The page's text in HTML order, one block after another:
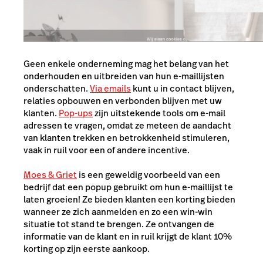
Geen enkele onderneming mag het belang van het
onderhouden en uitbreiden van hun e-maillijsten
onderschatten.Via emailskunt u in contact blijven,
relaties opbouwen en verbonden blijven met uw
klanten. Pop-upszijn uitstekende tools om e-mail
adressen te vragen, omdat ze meteen de aandacht
van klanten trekken en betrokkenheid stimuleren,
vaak in ruil voor een of andere incentive.
Moes & Grietis een geweldig voorbeeld van een
bedrijf dat een popup gebruikt om hun e-maillijst te
laten groeien! Ze bieden klanten een korting bieden
wanneer ze zich aanmelden en zo een win-win
situatie tot stand te brengen. Ze ontvangen de
informatie van de klant en in ruil krijgt de klant 10%
korting op zijn eerste aankoop.